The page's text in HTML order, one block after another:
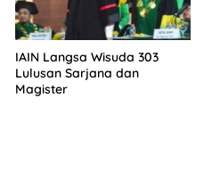
IAIN Langsa Wisuda 303
Lulusan Sarjana dan
Magister